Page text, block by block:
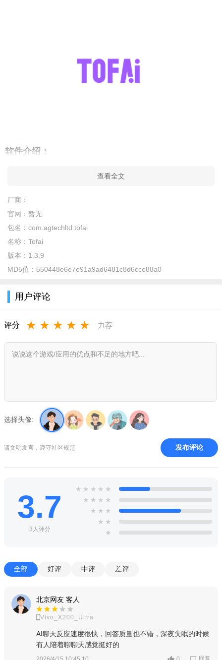
软件介绍：
且还可以回答你的问题，还支持语音聊天，多种音色可以选
择。
软件特色：
且音色可自定义，满足用户对声音风格的个性化需求。
个），通过设置形象、性格、关系等参数，打造专属聊天伙伴；
对象的属性。
于解锁部分进阶功能。
软件优势：
角色扮演爱好者：喜欢与虚拟角色互动、参与故事创作，通
足他们对二次元文化的喜爱，让他们沉浸在熟悉且充满幻想的世
界中。
创意写作者：希望借助AI工具生成小说、剧本或个性化故事，
陪伴的人给予情感支持，随时陪伴他们聊天、倾诉心事。
查看全文
厂商：
官网： 暂无
包名： com.agtechltd.tofai
名称： Tofai
版本： 1.3.9
MD5值： 550448e6e7e91a9ad6481c8d6cce88a0
用户评论
评分 ★ ★ ★ ★ ★ 力荐
选择头像:
请文明发言，遵守社区规范 发布评论
3.7
3人评分
★ ★ ★ ★ ★
★ ★ ★ ★
★ ★ ★
★ ★
★
全部 好评 中评 差评
北京网友 客人
Vivo_X200_Ultra
AI聊天反应速度很快，回答质量也不错，深夜失眠的时候
有人陪着聊聊天感觉挺好的
回复